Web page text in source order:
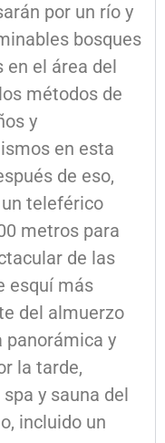
por un río y
bosques
el área del
métodos de
y
en esta
de eso,
teleférico
metros para
de las
esquí más
del almuerzo
panorámica y
la tarde,
y sauna del
incluido un